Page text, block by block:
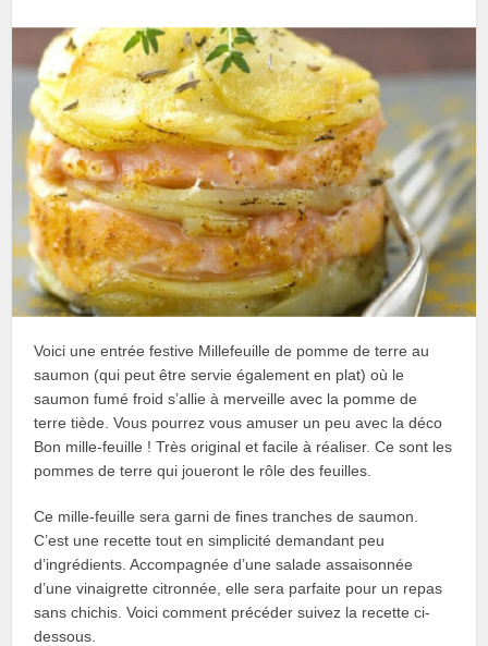
Voici une entrée festive Millefeuille de pomme de terre au
saumon (qui peut être servie également en plat) où le
saumon fumé froid s’allie à merveille avec la pomme de
terre tiède. Vous pourrez vous amuser un peu avec la déco
Bon mille-feuille ! Très original et facile à réaliser. Ce sont les
pommes de terre qui joueront le rôle des feuilles.
Ce mille-feuille sera garni de fines tranches de saumon.
C’est une recette tout en simplicité demandant peu
d’ingrédients. Accompagnée d’une salade assaisonnée
d’une vinaigrette citronnée, elle sera parfaite pour un repas
sans chichis. Voici comment précéder suivez la recette ci-
dessous.